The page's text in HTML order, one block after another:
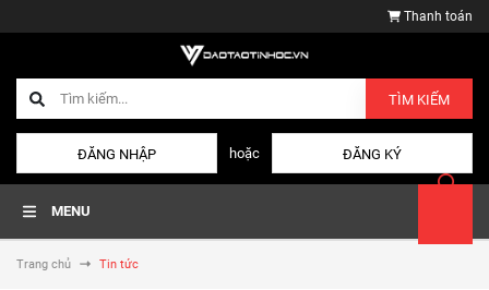
Thanh toán
TÌM KIẾM
ĐĂNG NHẬP hoặc ĐĂNG KÝ
MENU
Trang chủ Tin tức